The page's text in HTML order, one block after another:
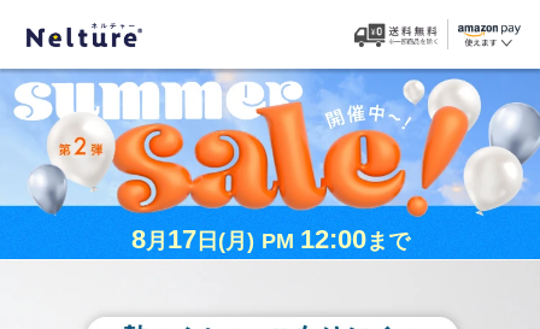
8月 17日 (月) PM 12:00まで